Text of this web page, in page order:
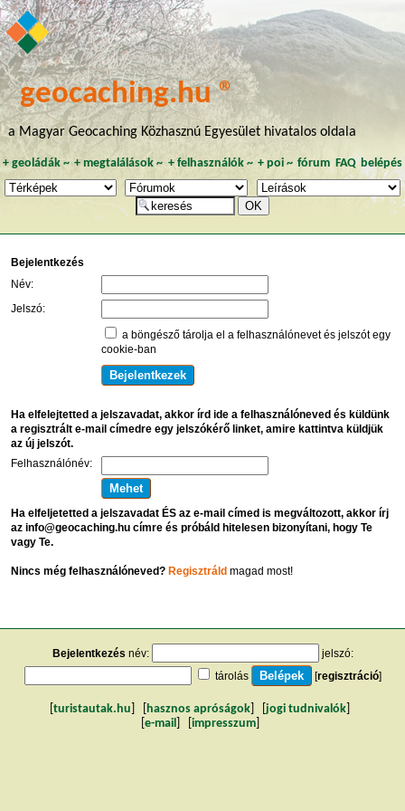
geocaching.hu ®
a Magyar Geocaching Közhasznú Egyesület hivatalos oldala
+ geoládák~ +megtalálások ~ + felhasználók~ + poi~ fórum FAQ belépés
Bejelentkezés
Név:
Jelszó:
a böngésző tárolja el a felhasználónevet és jelszót egy
cookie-ban
Ha elfelejtetted a jelszavadat, akkor írd ide a felhasználóneved és küldünk
a regisztrált e-mail címedre egy jelszókérő linket, amire kattintva küldjük
az új jelszót.
Felhasználónév:
Ha elfeljetetted a jelszavadat ÉS az e-mail címed is megváltozott, akkor írj
az info@geocaching.hu címre és próbáld hitelesen bizonyítani, hogy Te
vagy Te.
Nincs még felhasználóneved? Regisztráldmagad most!
Bejelentkezés név:
jelszó:
tárolás
[regisztráció]
turistautak.hu hasznos apróságok jogi tudnivalók
e-mail impresszum]